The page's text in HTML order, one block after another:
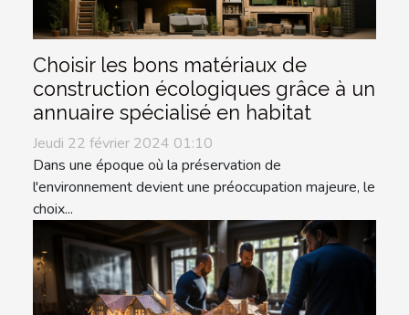
Choisir les bons matériaux de
construction écologiques grâce à un
annuaire spécialisé en habitat
Jeudi 22 février 2024 01:10
Dans une époque où la préservation de
l'environnement devient une préoccupation majeure, le
choix...